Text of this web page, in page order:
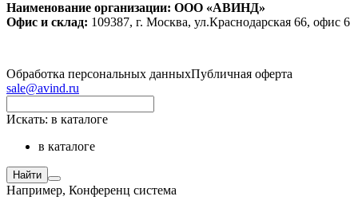
Наименование организации: ООО «АВИНД»
Офис и склад: 109387, г. Москва, ул.Краснодарская 66, офис 6
Обработка персональных данныхПубличная оферта
sale@avind.ru
Искать: в каталоге
в каталоге
Найти
Например, Конференц система